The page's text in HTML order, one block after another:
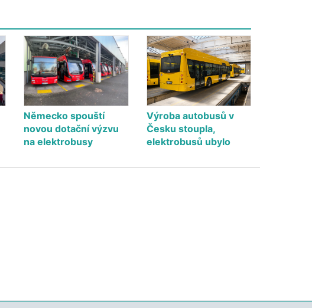
Německo spouští
novou dotační výzvu
na elektrobusy
Výroba autobusů v
Česku stoupla,
elektrobusů ubylo